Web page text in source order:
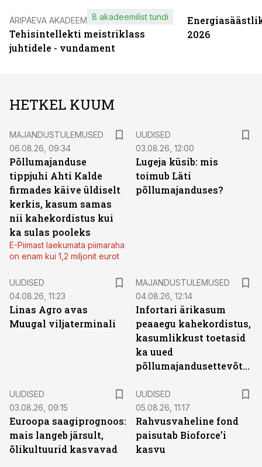
ÄRIPÄEVA AKADEEMIA
Tehisintellekti meistriklass
juhtidele - vundament
8 akadeemilist tundi
2026
HETKEL KUUM
MAJANDUSTULEMUSED
06.08.26, 09:34
Põllumajanduse
tippjuhi Ahti Kalde
firmades käive üldiselt
kerkis, kasum samas
nii kahekordistus kui
ka sulas pooleks
E-Piimast laekumata piimaraha
on enam kui 1,2 miljonit eurot
UUDISED
03.08.26, 12:00
Lugeja küsib: mis
toimub Läti
põllumajanduses?
UUDISED
04.08.26, 11:23
Linas Agro avas
Muugal viljaterminali
MAJANDUSTULEMUSED
04.08.26, 12:14
Infortari ärikasum
peaaegu kahekordistus,
kasumlikkust toetasid
ka uued
põllumajandusettevõtted
UUDISED
03.08.26, 09:15
Euroopa saagiprognoos:
mais langeb järsult,
õlikultuurid kasvavad
UUDISED
05.08.26, 11:17
Rahvusvaheline fond
paisutab Bioforce’i
kasvu